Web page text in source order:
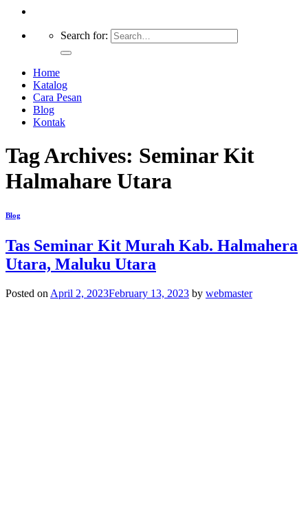
Search for:
Home
Katalog
Cara Pesan
Blog
Kontak
Tag Archives: Seminar Kit
Halmahare Utara
Blog
Tas Seminar Kit Murah Kab. Halmahera
Utara, Maluku Utara
Posted on April 2, 2023February 13, 2023 by webmaster